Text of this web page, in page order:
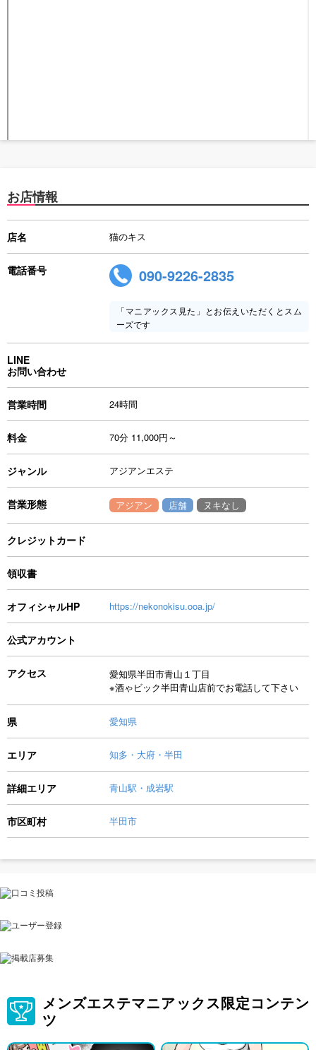
お店情報
店名 猫のキス
電話番号 090-9226-2835
「マニアックス見た」とお伝えいただくとスム
ーズです
LINE
お問い合わせ
営業時間 24時間
料金 70分 11,000円～
ジャンル アジアンエステ
営業形態 アジアン 店舗 ヌキなし
クレジットカード
領収書
オフィシャルHP https://nekonokisu.ooa.jp/
公式アカウント
アクセス
愛知県半田市青山１丁目
※酒ゃビック半田青山店前でお電話して下さい
県 愛知県
エリア 知多・大府・半田
詳細エリア 青山駅・成岩駅
市区町村 半田市
メンズエステマニアックス限定コンテン
ツ